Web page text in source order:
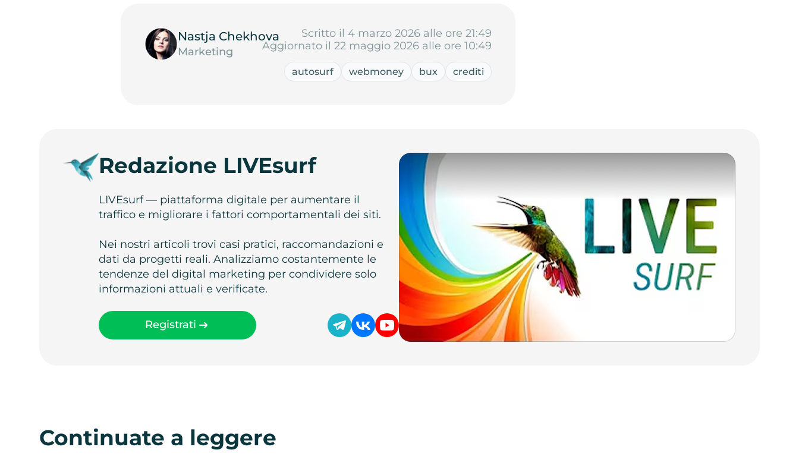
Nastja Chekhova
Marketing
Scritto il 4 marzo 2026 alle ore 21:49
Aggiornato il 22 maggio 2026 alle ore 10:49
autosurf webmoney bux crediti
Redazione LIVEsurf
LIVEsurf — piattaforma digitale per aumentare il
traffico e migliorare i fattori comportamentali dei siti.
Nei nostri articoli trovi casi pratici, raccomandazioni e
dati da progetti reali. Analizziamo costantemente le
tendenze del digital marketing per condividere solo
informazioni attuali e verificate.
Registrati
Continuate a leggere